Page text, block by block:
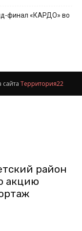
финал «КАРДО» во
Территория22
район
акцию